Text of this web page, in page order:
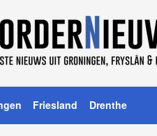
Friesland Drenthe